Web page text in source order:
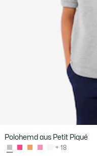
Polohemd aus Petit Piqué
+ 18